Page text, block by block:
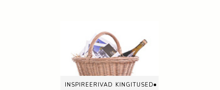
inspireerivad kingitused